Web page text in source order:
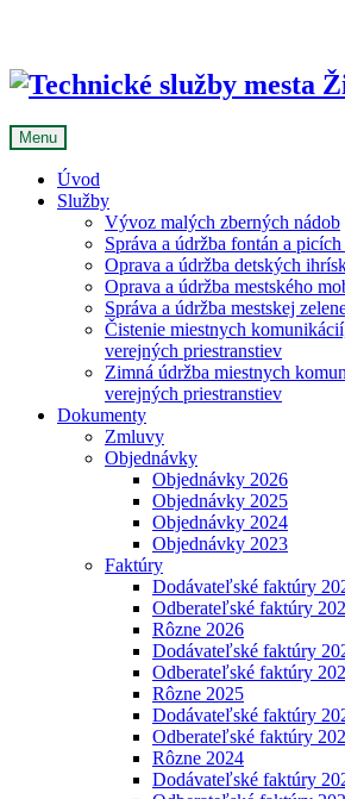
Menu
Úvod
Služby
Vývoz malých zberných nádob
Správa a údržba fontán a
Oprava a údržba detských
Oprava a údržba mestského
Správa a údržba mestskej
Čistenie miestnych
verejných priestranstiev
Zimná údržba miestnych
verejných priestranstiev
Dokumenty
Zmluvy
Objednávky
Objednávky 2026
Objednávky 2025
Objednávky 2024
Objednávky 2023
Faktúry
Dodávateľské faktúry
Odberateľské faktúry
Rôzne 2026
Dodávateľské faktúry
Odberateľské faktúry
Rôzne 2025
Dodávateľské faktúry
Odberateľské faktúry
Rôzne 2024
Dodávateľské faktúry